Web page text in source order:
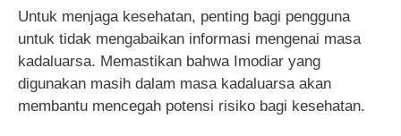
Untuk menjaga kesehatan, penting bagi pengguna
untuk tidak mengabaikan informasi mengenai masa
kadaluarsa. Memastikan bahwa Imodiar yang
digunakan masih dalam masa kadaluarsa akan
membantu mencegah potensi risiko bagi kesehatan.